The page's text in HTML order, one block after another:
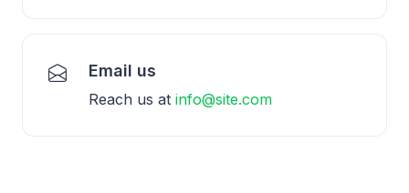
Email us
Reach us at info@site.com